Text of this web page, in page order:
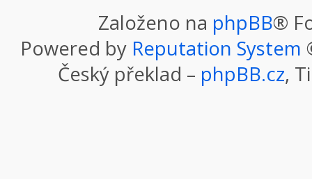
Založeno na phpBB®
Powered by Reputation System
Český překlad – phpBB.cz,